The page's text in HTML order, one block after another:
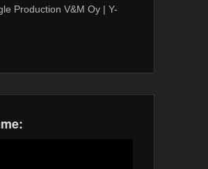
Production V&M Oy | Y-